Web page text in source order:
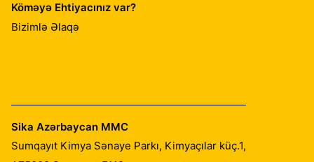
Köməyə Ehtiyacınız var?
Bizimlə Əlaqə
Sika Azərbaycan MMC
Sumqayıt Kimya Sənaye Parkı, Kimyaçılar küç.1,